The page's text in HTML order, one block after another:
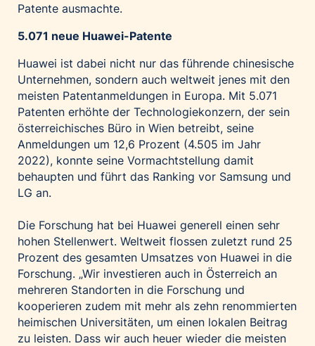
win2day
Wolt
Kontakt
Patente ausmachte.
5.071 neue Huawei-Patente
Huawei ist dabei nicht nur das führende chinesische
Unternehmen, sondern auch weltweit jenes mit den
meisten Patentanmeldungen in Europa. Mit 5.071
Patenten erhöhte der Technologiekonzern, der sein
österreichisches Büro in Wien betreibt, seine
Anmeldungen um 12,6 Prozent (4.505 im Jahr
2022), konnte seine Vormachtstellung damit
behaupten und führt das Ranking vor Samsung und
LG an.
Die Forschung hat bei Huawei generell einen sehr
hohen Stellenwert. Weltweit flossen zuletzt rund 25
Prozent des gesamten Umsatzes von Huawei in die
Forschung. „Wir investieren auch in Österreich an
mehreren Standorten in die Forschung und
kooperieren zudem mit mehr als zehn renommierten
heimischen Universitäten, um einen lokalen Beitrag
zu leisten. Dass wir auch heuer wieder die meisten